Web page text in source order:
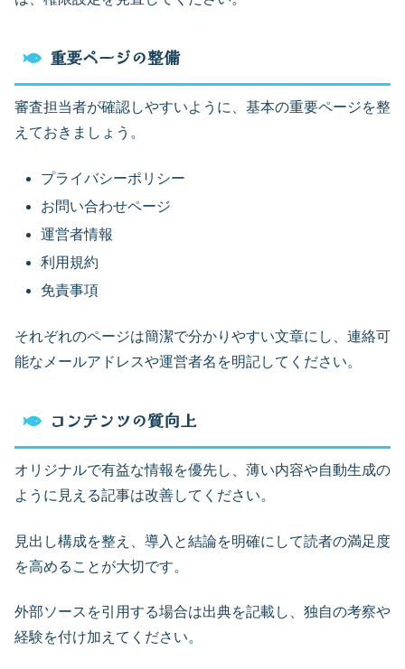
重要ページの整備
審査担当者が確認しやすいように、基本の重要ページを整
えておきましょう。
プライバシーポリシー
お問い合わせページ
運営者情報
利用規約
免責事項
それぞれのページは簡潔で分かりやすい文章にし、連絡可
能なメールアドレスや運営者名を明記してください。
コンテンツの質向上
オリジナルで有益な情報を優先し、薄い内容や自動生成の
ように見える記事は改善してください。
見出し構成を整え、導入と結論を明確にして読者の満足度
を高めることが大切です。
外部ソースを引用する場合は出典を記載し、独自の考察や
経験を付け加えてください。